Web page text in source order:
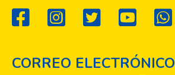
CORREO ELECTRÓNICO